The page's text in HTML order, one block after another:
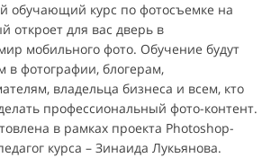
обучающий курс по фотосъемке на
откроет для вас дверь в
мобильного фото. Обучение будут
в фотографии, блогерам,
владельца бизнеса и всем, кто
профессиональный фото-контент.
в рамках проекта Photoshop-
курса – Зинаида Лукьянова.